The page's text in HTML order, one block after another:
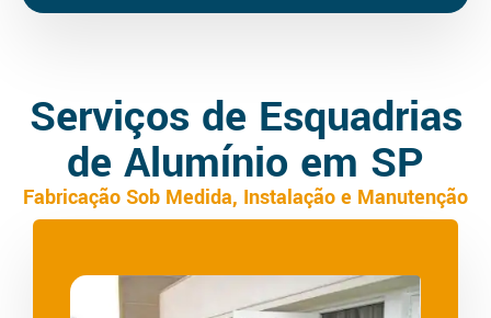
Serviços de Esquadrias
de Alumínio em SP
Fabricação Sob Medida, Instalação e Manutenção